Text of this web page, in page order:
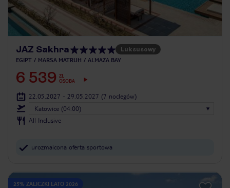
JAZ Sakhra Luksusowy
EGIPT MARSA MATRUH ALMAZA BAY
6 539 ZŁ
OSOBA
22.05.2027 - 29.05.2027 (7 noclegów)
Katowice (04:00)
All Inclusive
urozmaicona oferta sportowa
25% ZALICZKI LATO 2026